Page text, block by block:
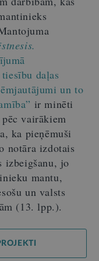
daļas
un to
ir minēti
vairākiem
ka pieņēmuši
notāra izdotais
izbeigšanu, jo
mantu,
un valsts
(13. lpp.).